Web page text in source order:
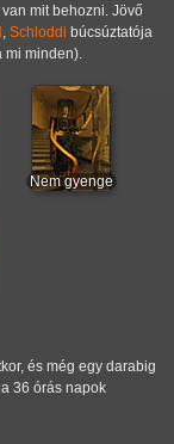
mit behozni. Jövő
, Schloddi búcsúztatója
mi minden).
Nem gyenge
és még egy darabig
36 órás napok